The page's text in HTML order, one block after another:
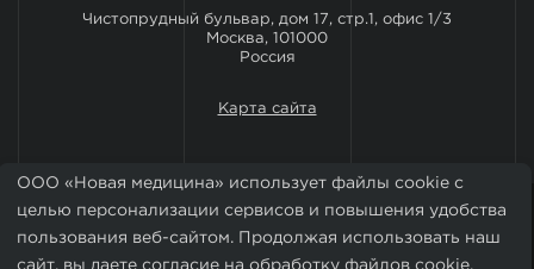
Чистопрудный бульвар, дом 17, стр.1, офис 1/3
Москва, 101000
Россия
Карта сайта
ООО «Новая медицина» использует файлы cookie с
целью персонализации сервисов и повышения удобства
пользования веб-сайтом. Продолжая использовать наш
сайт, вы даете согласие на обработку файлов cookie.